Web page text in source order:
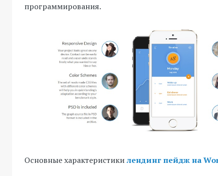
программирования.
Основные характеристикилендинг пейдж на